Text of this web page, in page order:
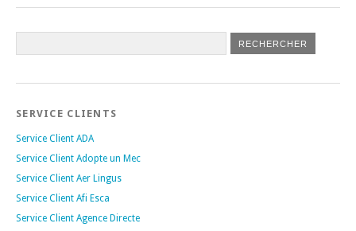
SERVICE CLIENTS
Service Client ADA
Service Client Adopte un Mec
Service Client Aer Lingus
Service Client Afi Esca
Service Client Agence Directe